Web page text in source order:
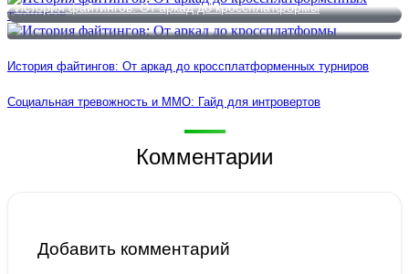
История файтингов: От аркад до кроссплатформы
История файтингов: От аркад до кроссплатформенных турниров
Социальная тревожность и MMO: Гайд для интровертов
Комментарии
Добавить комментарий